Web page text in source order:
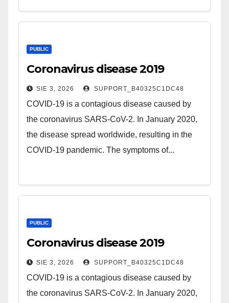
PUBLIC
Coronavirus disease 2019
SIE 3, 2026 SUPPORT_B40325C1DC48
COVID-19 is a contagious disease caused by
the coronavirus SARS-CoV-2. In January 2020,
the disease spread worldwide, resulting in the
COVID-19 pandemic. The symptoms of...
PUBLIC
Coronavirus disease 2019
SIE 3, 2026 SUPPORT_B40325C1DC48
COVID-19 is a contagious disease caused by
the coronavirus SARS-CoV-2. In January 2020,